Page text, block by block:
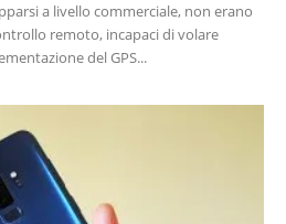
a livello commerciale, non erano
remoto, incapaci di volare
del GPS...